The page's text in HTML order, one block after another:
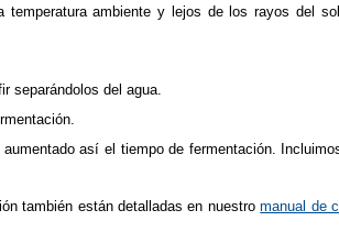
temperatura ambiente y lejos de los rayos del
separándolos del agua.
así el tiempo de fermentación.
también están detalladas en nuestromanual de